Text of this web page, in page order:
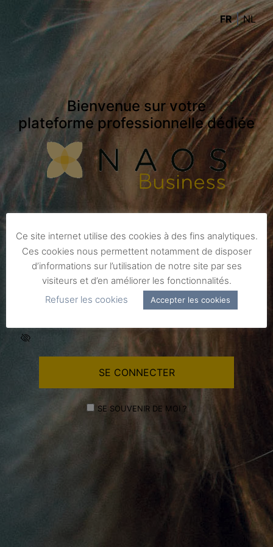
Bienvenue sur votre
plateforme professionnelle dédiée
SE SOUVENIR DE MOI ?
FR NL
Ce site internet utilise des cookies à des fins analytiques.
Ces cookies nous permettent notamment de disposer
d’informations sur l’utilisation de notre site par ses
visiteurs et d’en améliorer les fonctionnalités.
Refuser les cookies
Accepter les cookies